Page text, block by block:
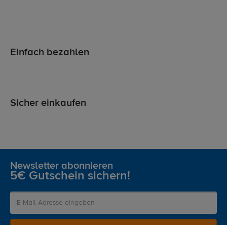
Einfach bezahlen
Sicher einkaufen
Newsletter abonnieren
5€ Gutschein sichern!